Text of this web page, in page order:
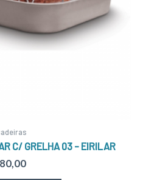
C/ GRELHA 03 – EIRILAR
80,00